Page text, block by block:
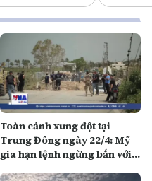
Toàn cảnh xung đột tại
Trung Đông ngày 22/4: Mỹ
gia hạn lệnh ngừng bắn với